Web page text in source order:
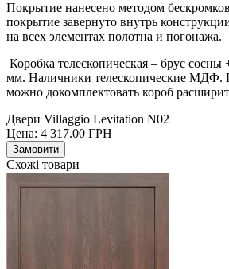
Покрытие нанесено методом
покрытие завернуто внутрь
на всех элементах полотна и погонажа.
Коробка телескопическая – брус
мм. Наличники телескопические МДФ.
можно докомплектовать короб
Двери Villaggio Levitation N02
Цена: 4 317.00 ГРН
Замовити
Схожі товари